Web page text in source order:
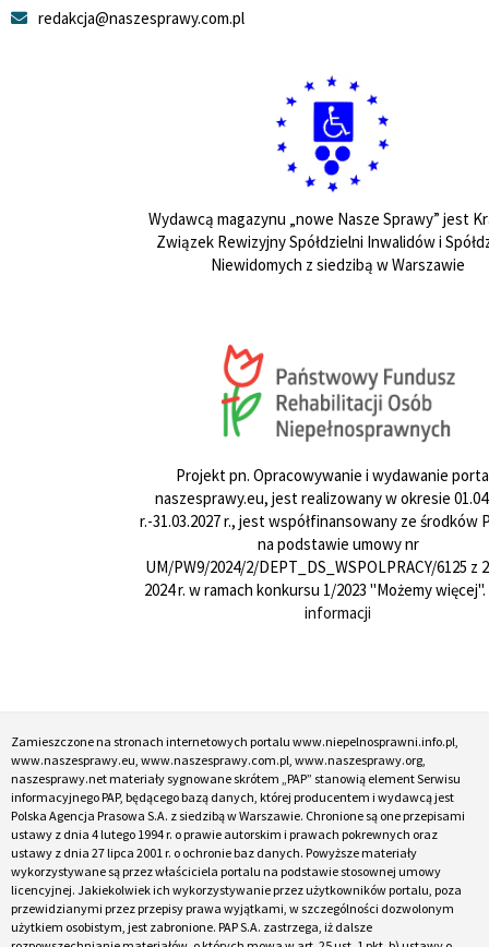
redakcja@naszesprawy.com.pl
Wydawcą magazynu „nowe Nasze Sprawy” jest
Związek Rewizyjny Spółdzielni Inwalidów i
Niewidomych z siedzibą w Warszawie
Projekt pn. Opracowywanie i wydawanie
naszesprawy.eu, jest realizowany w okresie
r.-31.03.2027 r., jest współfinansowany ze środków
na podstawie umowy nr
UM/PW9/2024/2/DEPT_DS_WSPOLPRACY/6125 z
2024 r. w ramach konkursu 1/2023 "Możemy więcej".
informacji
Zamieszczone na stronach internetowych portalu www.niepelnosprawni.info.pl,
www.naszesprawy.eu, www.naszesprawy.com.pl, www.naszesprawy.org,
naszesprawy.net materiały sygnowane skrótem „PAP” stanowią element Serwisu
informacyjnego PAP, będącego bazą danych, której producentem i wydawcą jest
Polska Agencja Prasowa S.A. z siedzibą w Warszawie. Chronione są one przepisami
ustawy z dnia 4 lutego 1994 r. o prawie autorskim i prawach pokrewnych oraz
ustawy z dnia 27 lipca 2001 r. o ochronie baz danych. Powyższe materiały
wykorzystywane są przez właściciela portalu na podstawie stosownej umowy
licencyjnej. Jakiekolwiek ich wykorzystywanie przez użytkowników portalu, poza
przewidzianymi przez przepisy prawa wyjątkami, w szczególności dozwolonym
użytkiem osobistym, jest zabronione. PAP S.A. zastrzega, iż dalsze